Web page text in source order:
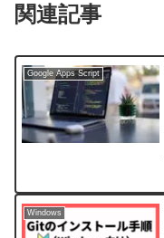
関連記事
Google Apps Script
Windows